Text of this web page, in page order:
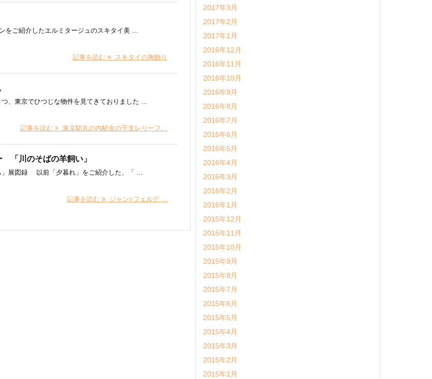
紹介したエルミタージュのスキタイ美 ...
記事を読む スキタイの胸飾り
、東京でひつじな物件を見てきておりました ...
記事を読む 東京駅丸の内駅舎の干支レリーフ。
「川のそばの羊飼い」
」展図録 以前「夕暮れ」をご紹介した、「 ...
記事を読む ジャン=フェルデ ...
2017年3月
2017年2月
2017年1月
2016年12月
2016年11月
2016年10月
2016年9月
2016年8月
2016年7月
2016年6月
2016年5月
2016年4月
2016年3月
2016年2月
2016年1月
2015年12月
2015年11月
2015年10月
2015年9月
2015年8月
2015年7月
2015年6月
2015年5月
2015年4月
2015年3月
2015年2月
2015年1月